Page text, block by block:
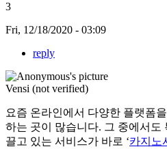
3
Fri, 12/18/2020 - 03:09
reply
Vensi (not verified)
요즘 온라인에서 다양한 플랫폼
하는 곳이 많습니다. 그 중에서도
끌고 있는 서비스가 바로 ‘카지노